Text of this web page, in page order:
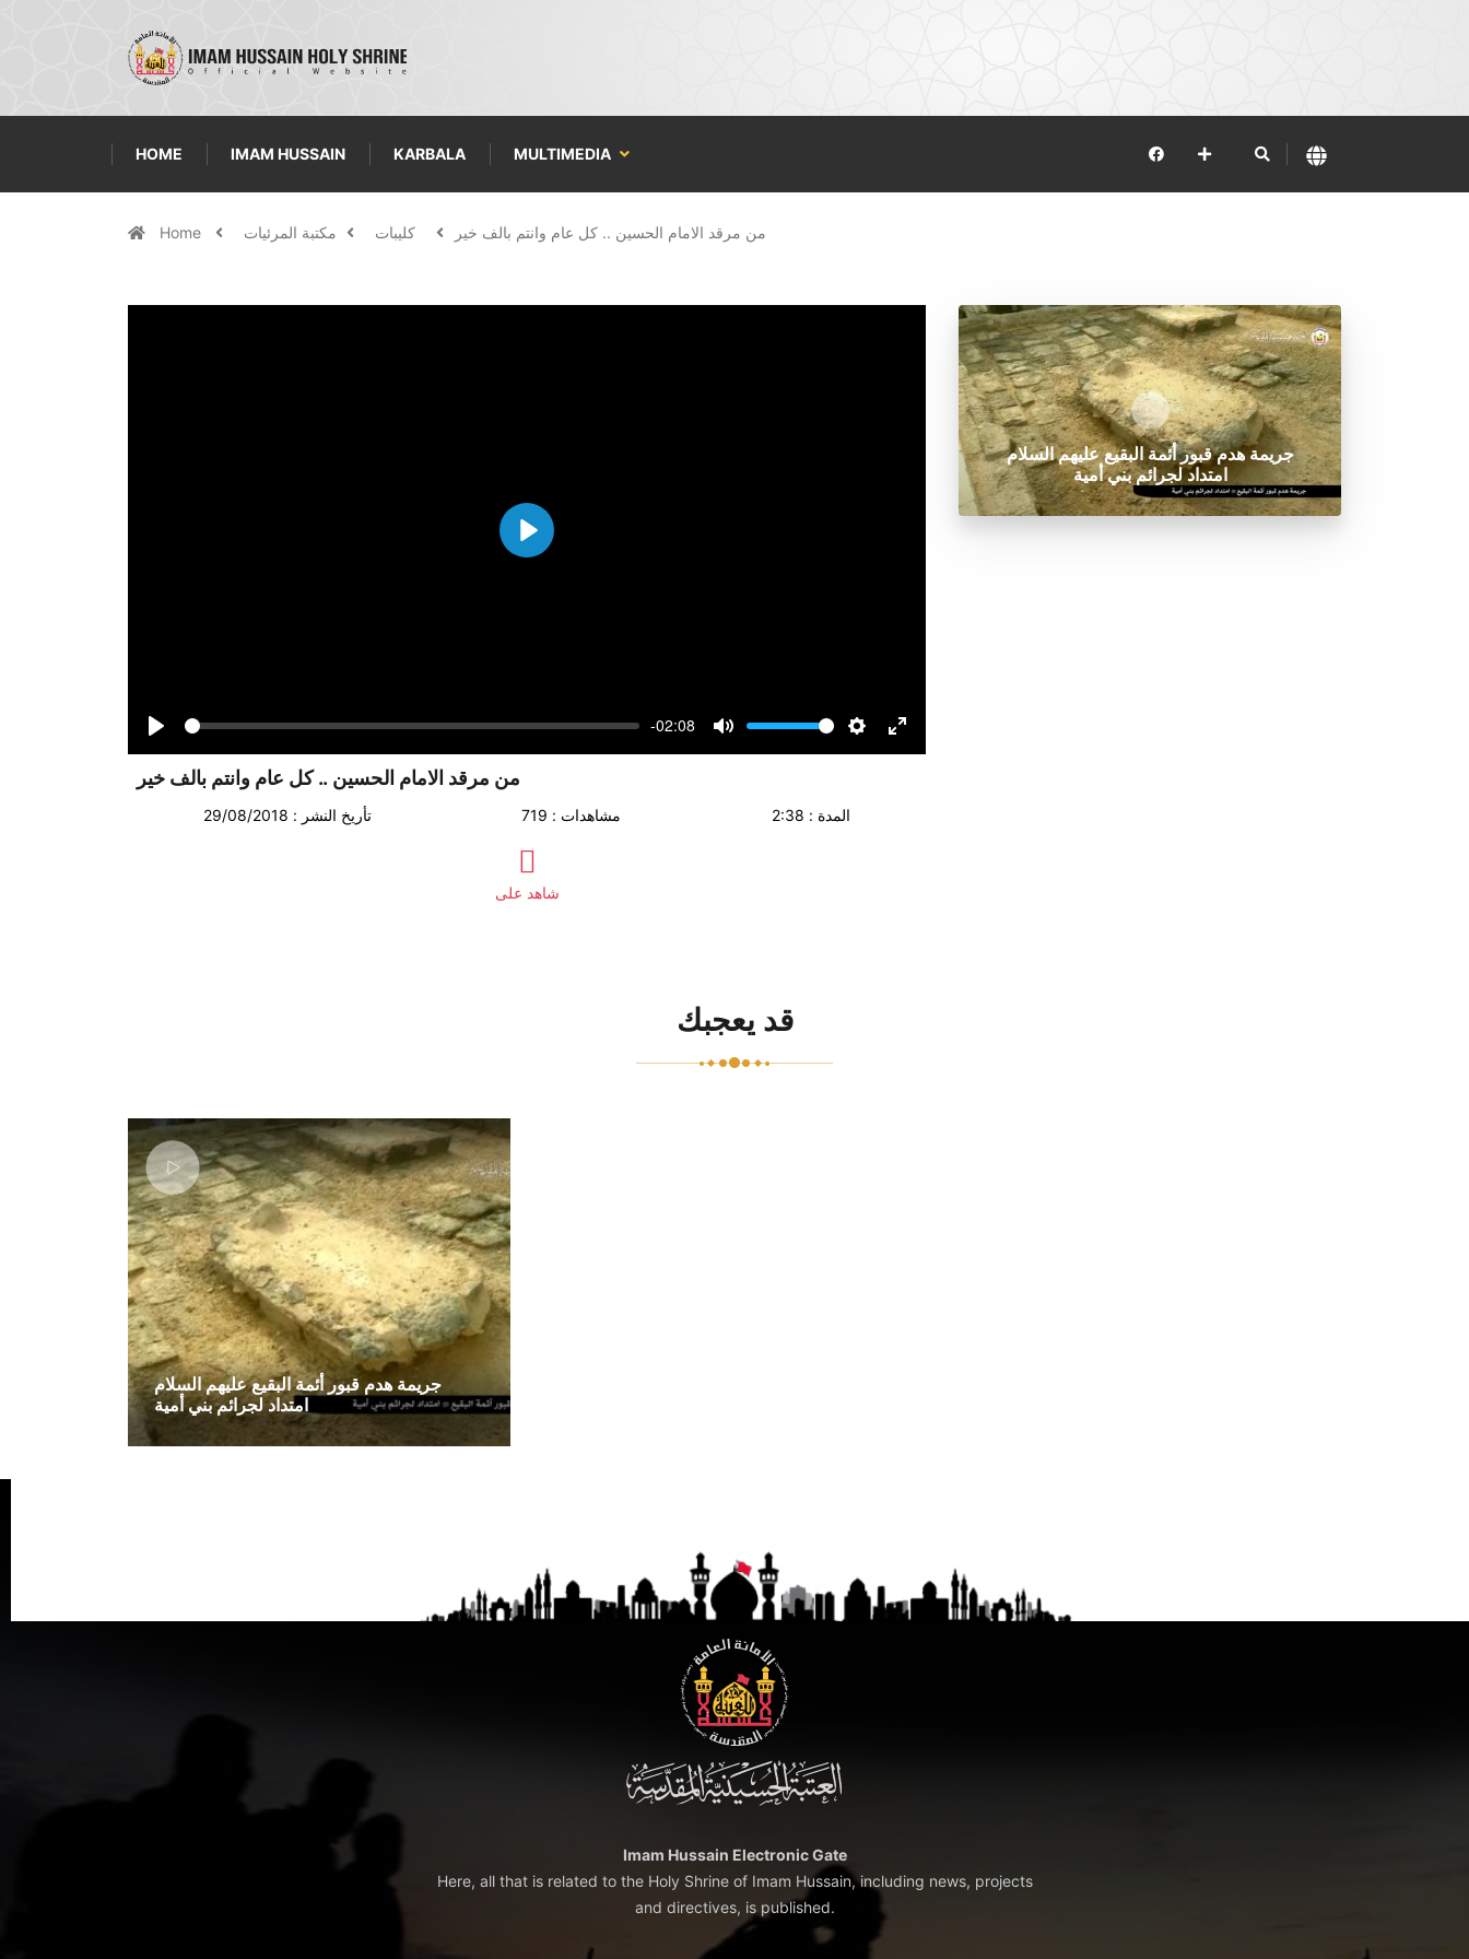
HOME IMAM HUSSAIN KARBALA MULTIMEDIA
Home مكتبة المرئيات كليبات من مرقد الامام الحسين .. كل عام وانتم بالف خير
Play
Seek
-02:08
Volume
من مرقد الامام الحسين .. كل عام وانتم بالف خير
تأريخ النشر : 29/08/2018 مشاهدات : 719 المدة : 2:38
شاهد على
جريمة هدم قبور أئمة البقيع عليهم السلام
امتداد لجرائم بني أمية
قد يعجبك
جريمة هدم قبور أئمة البقيع عليهم السلام
امتداد لجرائم بني أمية
Imam Hussain Electronic Gate
Here, all that is related to the Holy Shrine of Imam Hussain, including news, projects
and directives, is published.